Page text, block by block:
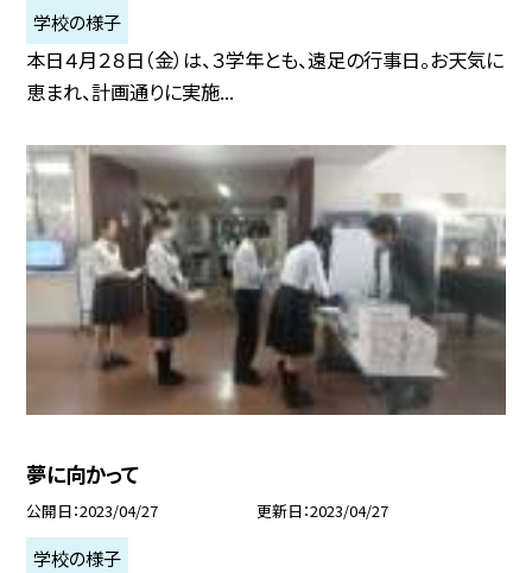
学校の様子
本日４月２８日（金）は、３学年とも、遠足の行事日。お天気に
恵まれ、計画通りに実施...
夢に向かって
公開日 2023/04/27 更新日 2023/04/27
学校の様子